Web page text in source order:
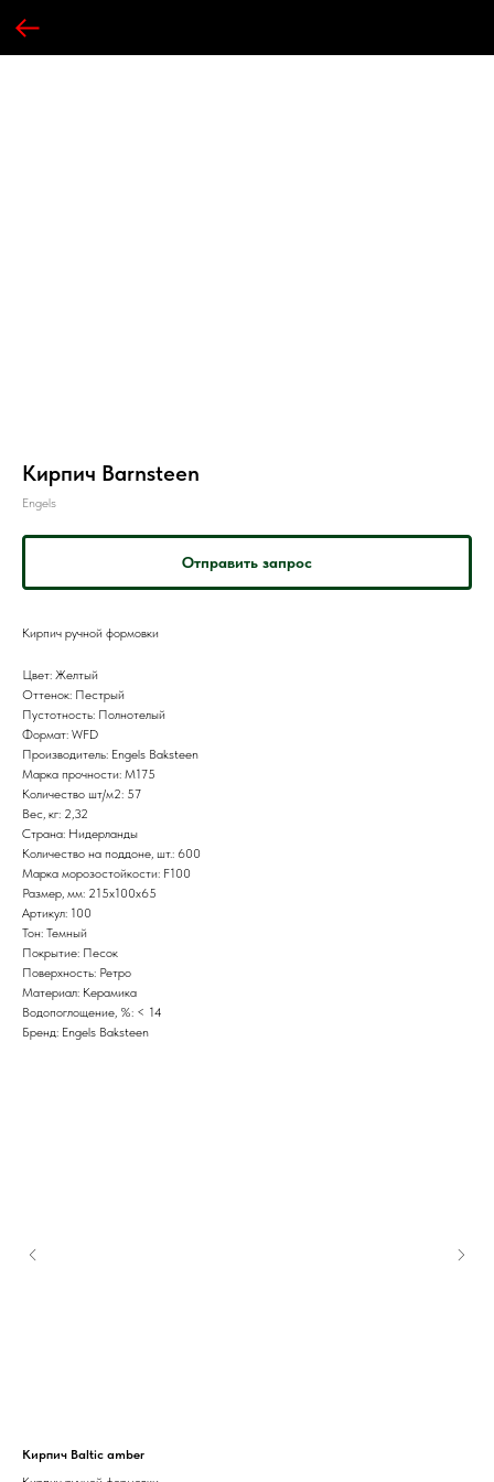
Кирпич Barnsteen
Engels
Отправить запрос
Кирпич ручной формовки
Цвет: Желтый
Оттенок: Пестрый
Пустотность: Полнотелый
Формат: WFD
Производитель: Engels Baksteen
Марка прочности: M175
Количество шт/м2: 57
Вес, кг: 2,32
Страна: Нидерланды
Количество на поддоне, шт.: 600
Марка морозостойкости: F100
Размер, мм: 215x100x65
Артикул: 100
Тон: Темный
Покрытие: Песок
Поверхность: Ретро
Материал: Керамика
Водопоглощение, %: < 14
Бренд: Engels Baksteen
Кирпич Baltic amber